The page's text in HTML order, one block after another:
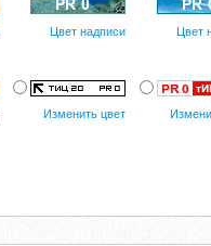
Цвет надписи Цвет
Изменить цвет